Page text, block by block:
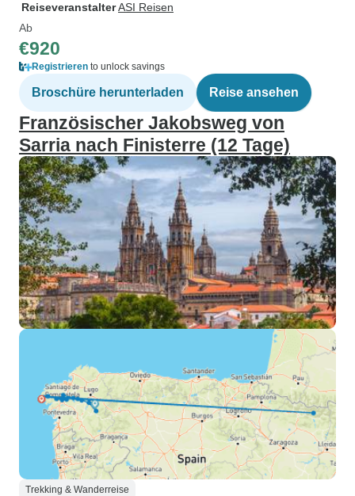
ReiseveranstalterASI Reisen
Ab
€920
Registrieren to unlock savings
Broschüre herunterladen Reise ansehen
Französischer Jakobsweg von
Sarria nach Finisterre (12 Tage)
Trekking & Wanderreise